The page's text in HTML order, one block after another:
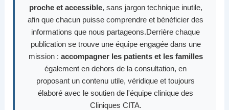
proche et accessible, sans jargon technique inutile,
afin que chacun puisse comprendre et bénéficier des
informations que nous partageons.Derrière chaque
publication se trouve une équipe engagée dans une
mission : accompagner les patients et les familles
également en dehors de la consultation, en
proposant un contenu utile, véridique et toujours
élaboré avec le soutien de l'équipe clinique des
Cliniques CITA.